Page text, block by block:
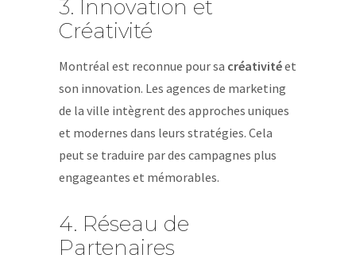
3. Innovation et
Créativité
Montréal est reconnue pour sa créativitéet
son innovation. Les agences de marketing
de la ville intègrent des approches uniques
et modernes dans leurs stratégies. Cela
peut se traduire par des campagnes plus
engageantes et mémorables.
4. Réseau de
Partenaires